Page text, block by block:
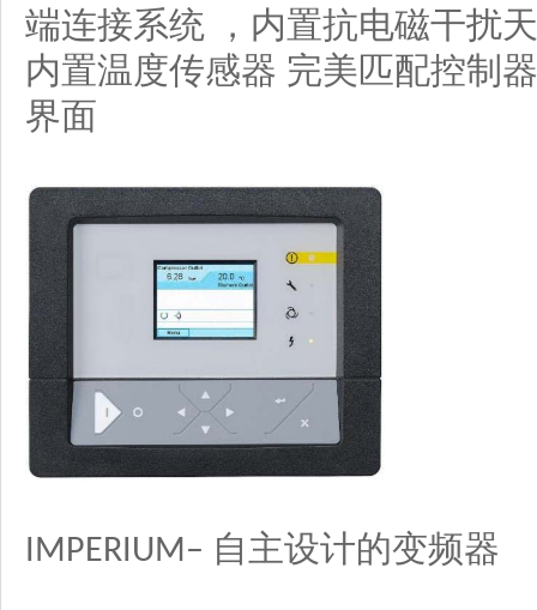
端连接系统
，内置抗电磁干扰
内置温度传感器 完美匹配控制
界面
IMPERIUM– 自主设计的变频器